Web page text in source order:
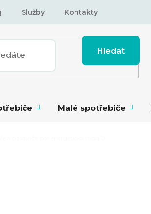
Služby Kontakty
Hledat
Malé spotřebiče